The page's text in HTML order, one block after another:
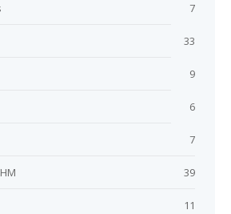
7
33
9
6
7
39
11